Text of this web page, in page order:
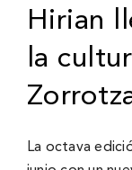
Hirian
la
La octava